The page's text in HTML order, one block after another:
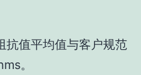
抗值平均值与客户规范
。